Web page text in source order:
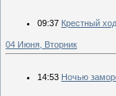
09:37 Крестный
04 Июня, Вторник
14:53 Ночью